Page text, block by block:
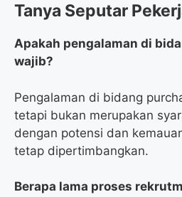
Tanya Seputar
Apakah pengalaman di
wajib?
Pengalaman di bidang
tetapi bukan merupakan
dengan potensi dan
tetap dipertimbangkan.
Berapa lama proses